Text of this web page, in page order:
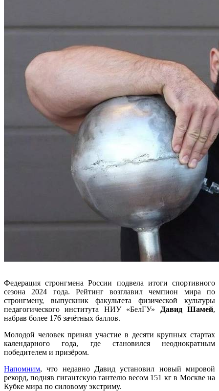
Федерация стронгмена России подвела итоги спортивного
сезона 2024 года. Рейтинг возглавил чемпион мира по
стронгмену, выпускник факультета физической культуры
педагогического института НИУ «БелГУ»
Давид Шамей,
набрав более 176 зачётных баллов.
Молодой человек принял участие в десяти крупных стартах
календарного года, где становился неоднократным
победителем и призёром.
Напомним, что недавно Давид установил новый мировой
рекорд, подняв гигантскую гантелю весом 151 кг в Москве на
Кубке мира по силовому экстриму.